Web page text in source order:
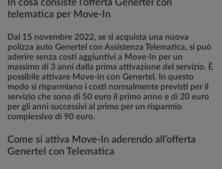
In cosa consiste l’offerta Genertel con
telematica per Move-In
Dal 15 novembre 2022, se si acquista una nuova
polizza auto Genertel con Assistenza Telematica, si può
aderire senza costi aggiuntivi a Move-In per un
massimo di 3 anni dalla prima attivazione del servizio. È
possibile attivare Move-In con Genertel. In questo
modo si risparmiano i costi normalmente previsti per il
servizio che sono di 50 euro il primo anno e di 20 euro
per gli anni successivi al primo per un risparmio
complessivo di 90 euro.
Come si attiva Move-In aderendo all’offerta
Genertel con Telematica